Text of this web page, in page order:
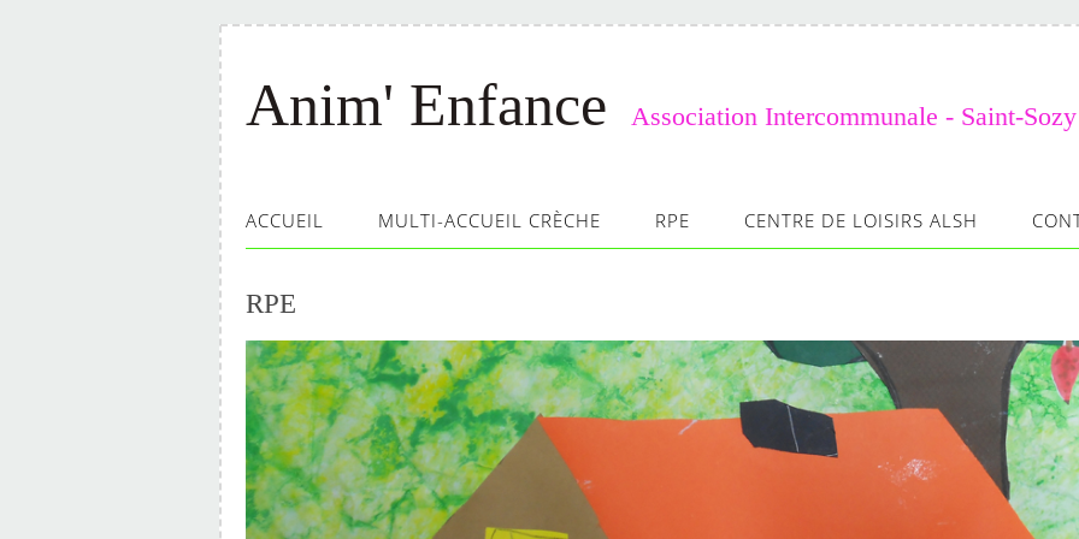
Anim' Enfance Association Intercommunale - Saint-Sozy
ACCUEIL MULTI-ACCUEIL CRÈCHE RPE CENTRE DE LOISIRS ALSH
RPE